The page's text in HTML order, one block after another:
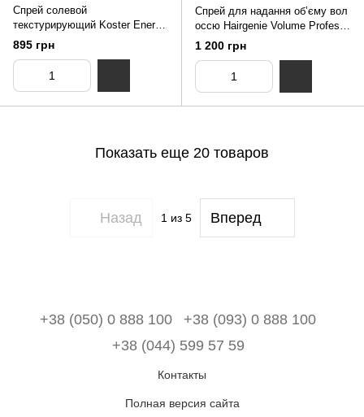
Спрей солевой
текстурирующий Koster Energy
150мл
895 грн
Спрей для надання об’єму вол
оссю Hairgenie Volume Professi
onal 150 мл
1 200 грн
Показать еще 20 товаров
Назад 1из 5 Вперед
+38 (050) 0 888 100
+38 (093) 0 888 100
+38 (044) 599 57 59
Контакты
Полная версия сайта